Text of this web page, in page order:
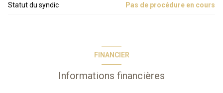
Statut du syndic Pas de procédure en cours
FINANCIER
Informations financières